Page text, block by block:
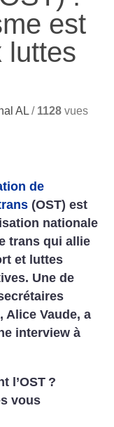
est
luttes
AL / 1128 vues
de
(OST) est
nationale
trans qui allie
et luttes
Une de
Alice ­Vaude, a
interview à
l’OST ?
vous